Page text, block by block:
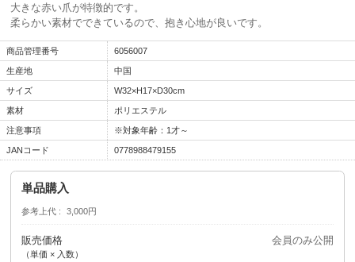
大きな赤い爪が特徴的です。
柔らかい素材でできているので、抱き心地が良いです。
商品管理番号 6056007
生産地 中国
サイズ W32×H17×D30cm
素材 ポリエステル
注意事項 ※対象年齢：1才～
JANコード 0778988479155
単品購入
参考上代 3,000円
販売価格
（単価 × 入数）
会員のみ公開